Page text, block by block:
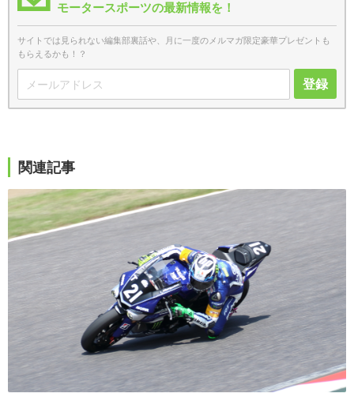
モータースポーツの最新情報を！
サイトでは見られない編集部裏話や、月に一度のメルマガ限定豪華プレゼントも
もらえるかも！？
登録
関連記事